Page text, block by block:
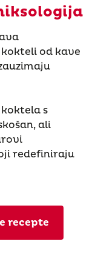
od kave
s
ali
redefiniraju
recepte